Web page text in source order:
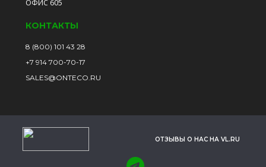
ОФИС 605
КОНТАКТЫ
8 (800) 101 43 28
+7 914 700-70-17
SALES@ONTECO.RU
ОТЗЫВЫ О НАС НА VL.RU